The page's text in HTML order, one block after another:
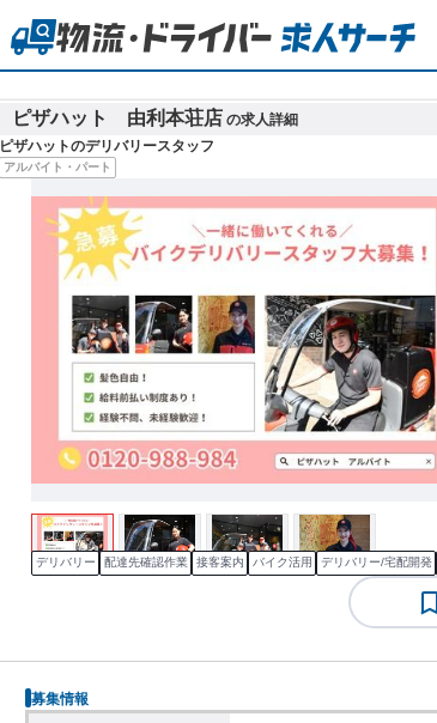
ピザハット 由利本荘店 の求人詳細
ピザハットのデリバリースタッフ
アルバイト・パート
デリバリー 配達先確認作業 接客案内 バイク活用 デリバリー/宅配開発
募集情報